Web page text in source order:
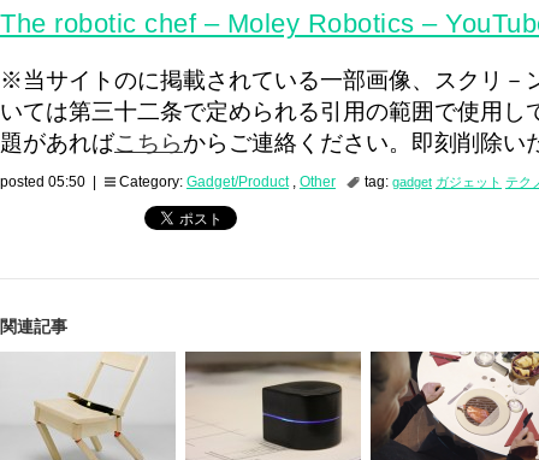
The robotic chef – Moley Robotics –
※当サイトのに掲載されている一部画像、スクリ－
いては第三十二条で定められる引用の範囲で使用し
題があればこちらからご連絡ください。即刻削除い
posted 05:50 | Category: Gadget/Product, Other tag: gadget ガジェット テク
関連記事